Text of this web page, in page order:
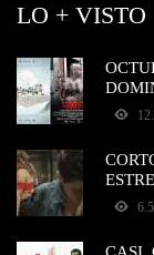
LO + VISTO